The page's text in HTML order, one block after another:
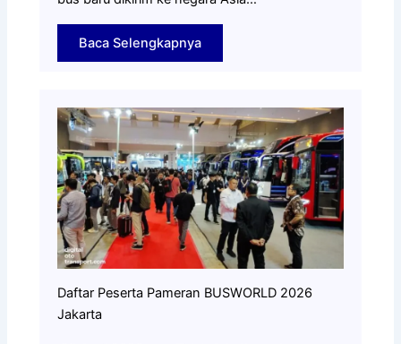
Baca Selengkapnya
Daftar Peserta Pameran BUSWORLD 2026
Jakarta